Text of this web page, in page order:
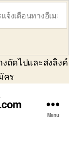
ถัดไปและส่งลิงค์
คร
Menu